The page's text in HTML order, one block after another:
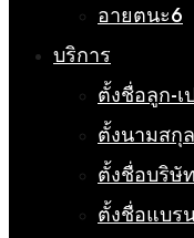
อายตนะ6
บริการ
ตั้งชื่อลูก-
ตั้งนามสกุล
ตั้งชื่อบริษัท
ตั้งชื่อแบร